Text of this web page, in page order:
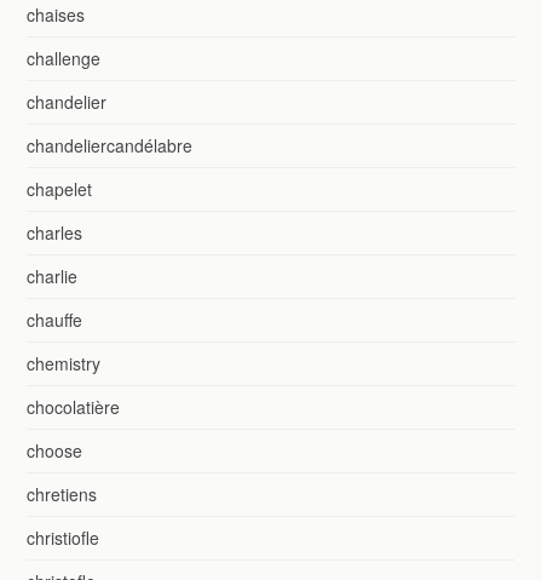
chaises
challenge
chandelier
chandeliercandélabre
chapelet
charles
charlie
chauffe
chemistry
chocolatière
choose
chretiens
christiofle